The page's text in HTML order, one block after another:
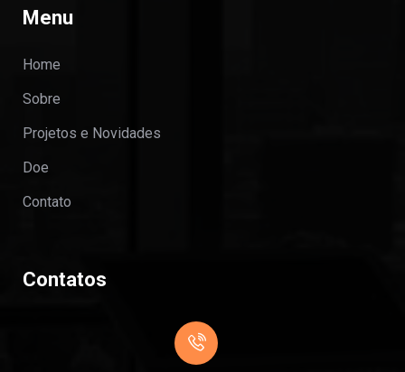
Menu
Home
Sobre
Projetos e Novidades
Doe
Contato
Contatos